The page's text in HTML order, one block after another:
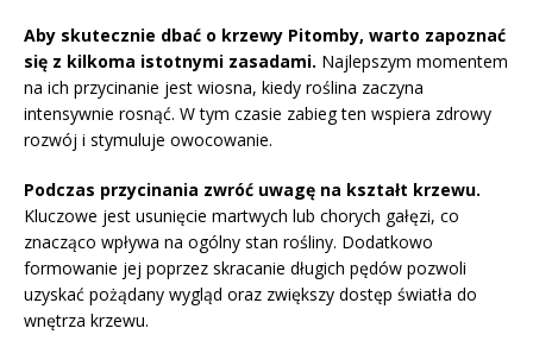
Aby skutecznie dbać o krzewy Pitomby, warto zapoznać
się z kilkoma istotnymi zasadami. Najlepszym momentem
na ich przycinanie jest wiosna, kiedy roślina zaczyna
intensywnie rosnąć. W tym czasie zabieg ten wspiera zdrowy
rozwój i stymuluje owocowanie.
Podczas przycinania zwróć uwagę na kształt krzewu.
Kluczowe jest usunięcie martwych lub chorych gałęzi, co
znacząco wpływa na ogólny stan rośliny. Dodatkowo
formowanie jej poprzez skracanie długich pędów pozwoli
uzyskać pożądany wygląd oraz zwiększy dostęp światła do
wnętrza krzewu.